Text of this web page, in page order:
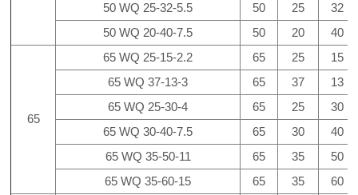
50 WQ 25-32-5.5
50 25
32
50 WQ 20-40-7.5
50 20 40
65
65 WQ 25-15-2.2 65 25
15
65 WQ 37-13-3
65 37
13
65 WQ 25-30-4
65 25
30
65 WQ 30-40-7.5
65 30
40
65 WQ 35-50-11
65 35
50
65 WQ 35-60-15
65 35 60